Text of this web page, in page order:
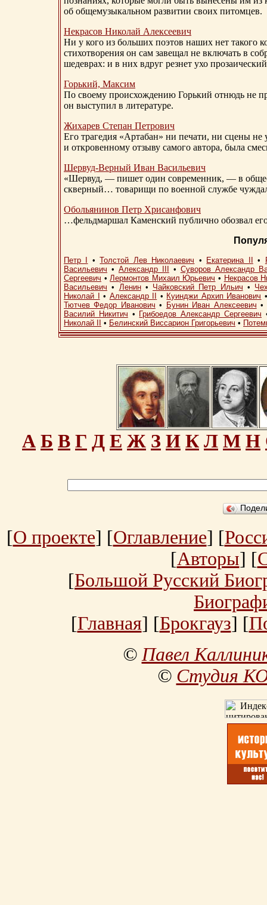
об общемузыкальном развитии своих питомцев.
Некрасов Николай Алексеевич
Ни у кого из больших поэтов наших нет такого
стихотворения он сам завещал не включать в
шедеврах: и в них вдруг резнет ухо
Горький, Максим
По своему происхождению Горький отнюдь не
он выступил в литературе.
Жихарев Степан Петрович
Его трагедия «Артабан» ни печати, ни сцены
и откровенному отзыву самого автора, была
Шервуд-Верный Иван Васильевич
«Шервуд, — пишет один современник, — в
скверный… товарищи по военной службе
Обольянинов Петр Хрисанфович
…фельдмаршал Каменский публично обозвал
Петр I •Толстой Лев Николаевич • Екатерина II •
Васильевич • Александр III • Суворов Александр
Сергеевич •Лермонтов Михаил Юрьевич • Некрасов
Васильевич • Ленин• Чайковский Петр Ильич •
Николай I
• Александр II • Куинджи Архип Иванович
Тютчев Федор Иванович • Бунин Иван Алексеевич •
Василий Никитич • Грибоедов Александр Сергеевич
Николай II
• Белинский Виссарион Григорьевич •
А Б В Г Д Е Ж З И К Л М Н
[О проекте] [Оглавление] [
[Авторы] [
[Большой Русский
[Главная] [Брокгауз] [
©Павел
© Студия